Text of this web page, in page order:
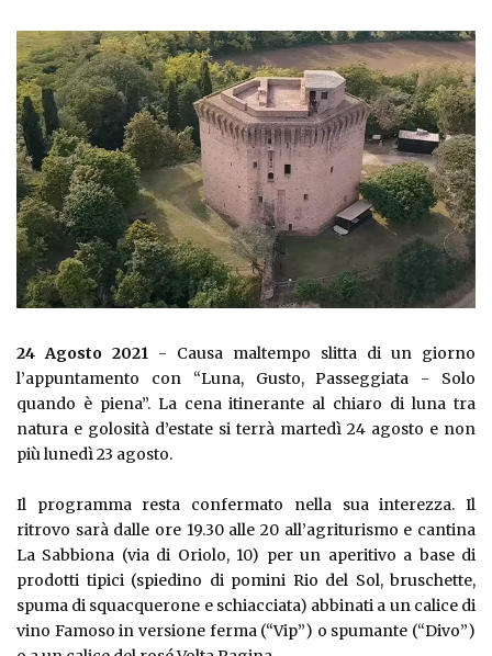
24 Agosto 2021 - Causa maltempo slitta di un giorno
l’appuntamento con “Luna, Gusto, Passeggiata - Solo
quando è piena”. La cena itinerante al chiaro di luna tra
natura e golosità d’estate si terrà martedì 24 agosto e non
più lunedì 23 agosto.
Il programma resta confermato nella sua interezza. Il
ritrovo sarà dalle ore 19.30 alle 20 all’agriturismo e cantina
La Sabbiona (via di Oriolo, 10) per un aperitivo a base di
prodotti tipici (spiedino di pomini Rio del Sol, bruschette,
spuma di squacquerone e schiacciata) abbinati a un calice di
vino Famoso in versione ferma (“Vip”) o spumante (“Divo”)